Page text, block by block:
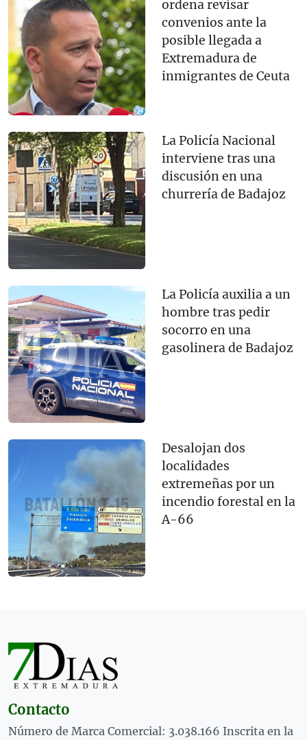
ordena revisar
convenios ante la
posible llegada a
Extremadura de
inmigrantes de Ceuta
La Policía Nacional
interviene tras una
discusión en una
churrería de Badajoz
La Policía auxilia a un
hombre tras pedir
socorro en una
gasolinera de Badajoz
Desalojan dos
localidades
extremeñas por un
incendio forestal en la
A-66
Contacto
Número de Marca Comercial: 3.038.166 Inscrita en la